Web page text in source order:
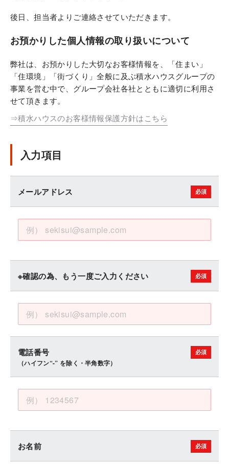
後日、担当者よりご連絡させていただきます。
お預かりした個人情報の取り扱いについて
弊社は、お預かりした大切なお客様情報を、「住まい」
「住環境」「街づくり」全般に及ぶ積水ハウスグループの
事業を営む中で、グループ会社各社とともに適切に利用さ
せて頂きます。
⇒積水ハウスのお客様情報保護方針はこちら
入力項目
メールアドレス
※確認の為、もう一度ご入力ください
電話番号
（ハイフン“-” を除く・半角数字）
お名前